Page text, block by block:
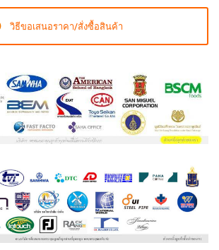
วิธีขอเสนอราคา/สั่งซื้อสินค้า